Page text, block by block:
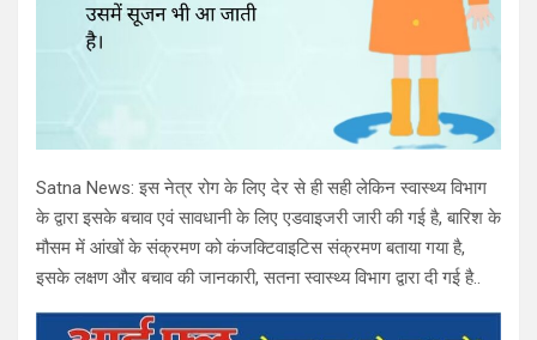
Satna News: इस नेत्र रोग के लिए देर से ही सही लेकिन स्वास्थ्य विभाग
के द्वारा इसके बचाव एवं सावधानी के लिए एडवाइजरी जारी की गई है, बारिश के
मौसम में आंखों के संक्रमण को कंजक्टिवाइटिस संक्रमण बताया गया है,
इसके लक्षण और बचाव की जानकारी, सतना स्वास्थ्य विभाग द्वारा दी गई है..